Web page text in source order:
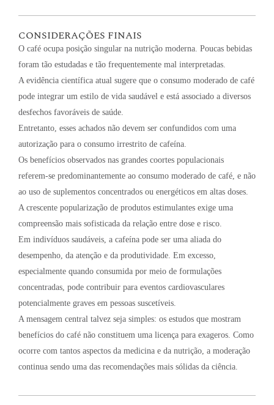
CONSIDERAÇÕES FINAIS
O café ocupa posição singular na nutrição moderna. Poucas bebidas
foram tão estudadas e tão frequentemente mal interpretadas.
A evidência científica atual sugere que o consumo moderado de café
pode integrar um estilo de vida saudável e está associado a diversos
desfechos favoráveis de saúde.
Entretanto, esses achados não devem ser confundidos com uma
autorização para o consumo irrestrito de cafeína.
Os benefícios observados nas grandes coortes populacionais
referem-se predominantemente ao consumo moderado de café, e não
ao uso de suplementos concentrados ou energéticos em altas doses.
A crescente popularização de produtos estimulantes exige uma
compreensão mais sofisticada da relação entre dose e risco.
Em indivíduos saudáveis, a cafeína pode ser uma aliada do
desempenho, da atenção e da produtividade. Em excesso,
especialmente quando consumida por meio de formulações
concentradas, pode contribuir para eventos cardiovasculares
potencialmente graves em pessoas suscetíveis.
A mensagem central talvez seja simples: os estudos que mostram
benefícios do café não constituem uma licença para exageros. Como
ocorre com tantos aspectos da medicina e da nutrição, a moderação
continua sendo uma das recomendações mais sólidas da ciência.